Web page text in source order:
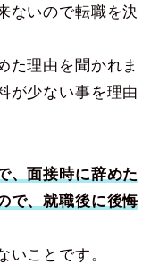
ないので転職を決
た理由を聞かれま
が少ない事を理由
、面接時に辞めた
で、就職後に後悔
いことです。